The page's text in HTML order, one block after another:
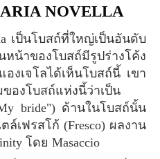
NOVELLA
น้าของโบสถ์มีรูปร่างโค้ง
งเจโลได้เห็นโบสถ์นี้ เขา
องโบสถ์แห่งนี้ว่าเป็น
bride") ด้านในโบสถ์นั้น
ล์เฟรสโก้ (Fresco) ผลงาน
โดย Masaccio